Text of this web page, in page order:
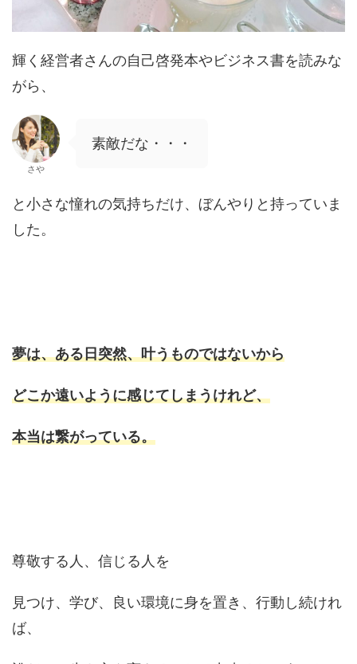
輝く経営者さんの自己啓発本やビジネス書を読みな
がら、
さや
素敵だな・・・
と小さな憧れの気持ちだけ、ぼんやりと持っていま
した。
夢は、ある日突然、叶うものではないから
どこか遠いように感じてしまうけれど、
本当は繋がっている。
尊敬する人、信じる人を
見つけ、学び、良い環境に身を置き、行動し続けれ
ば、